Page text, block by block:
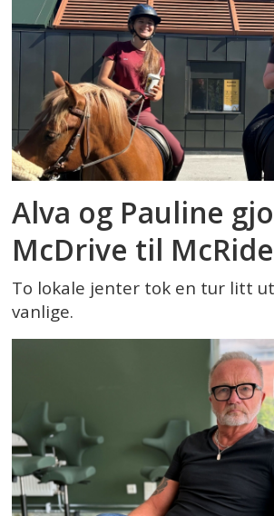
Alva og Pauline
McDrive til McRide
To lokale jenter tok en tur litt
vanlige.